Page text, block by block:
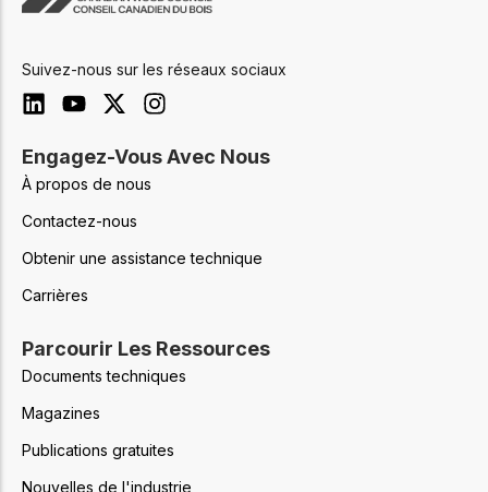
Suivez-nous sur les réseaux sociaux
Engagez-Vous Avec Nous
À propos de nous
Contactez-nous
Obtenir une assistance technique
Carrières
Parcourir Les Ressources
Documents techniques
Magazines
Publications gratuites
Nouvelles de l'industrie